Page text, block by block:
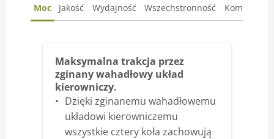
Moc Jakość Wydajność Wszechstronność Komfort
Maksymalna trakcja przez
zginany wahadłowy układ
kierowniczy.
Dzięki zginanemu wahadłowemu
układowi kierowniczemu
wszystkie cztery koła zachowują